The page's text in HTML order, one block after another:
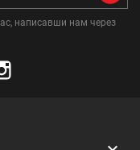
написавши нам через